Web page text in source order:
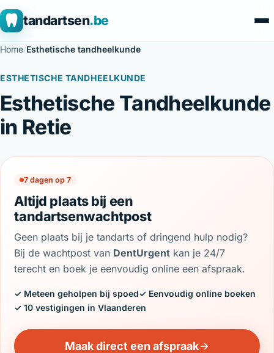
tandartsen.be
Home/Esthetische tandheelkunde
ESTHETISCHE TANDHEELKUNDE
Esthetische Tandheelkunde
in Retie
7 dagen op 7
Altijd plaats bij een
tandartsenwachtpost
Geen plaats bij je tandarts of dringend hulp nodig?
Bij de wachtpost van DentUrgent kan je 24/7
terecht en boek je eenvoudig online een afspraak.
✓ Meteen geholpen bij spoed✓ Eenvoudig online boeken
✓ 10 vestigingen in Vlaanderen
Maak direct een afspraak